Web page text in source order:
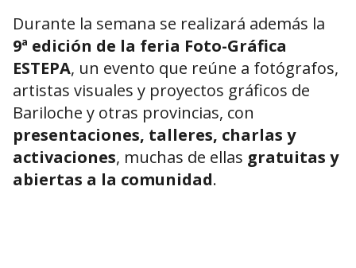
Durante la semana se realizará además la
9ª edición de la feria Foto-Gráfica
ESTEPA, un evento que reúne a fotógrafos,
artistas visuales y proyectos gráficos de
Bariloche y otras provincias, con
presentaciones, talleres, charlas y
activaciones, muchas de ellas gratuitas y
abiertas a la comunidad.